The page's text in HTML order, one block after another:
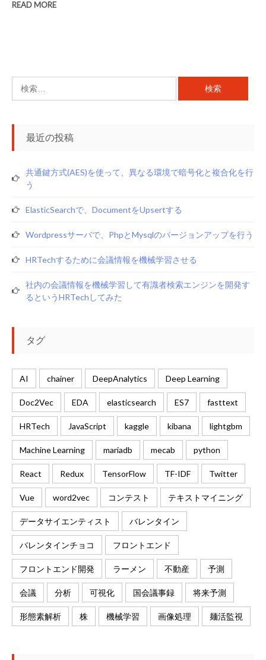
READ MORE
索:
最近の投稿
共通鍵方式(AES)を使って、異なる環境で暗号化と複合化を行
う
ElasticSearchで、documentをupsertする
Wordpressサーバで、phpとmysqlのバージョンアップを行う
HRTechするために会議情報を機械学習させる
社内の会議情報を機械学習して有識者検索エンジンを開発す
るというHRTechしてみた
タグ
AI chainer DeepAnalytics Deep Learning
Doc2Vec EDA elasticsearch ES7 fasttext
HRTech JavaScript kaggle kibana lightgbm
Machine Learning mariadb mecab python
React Redux TensorFlow TF-IDF Twitter
Vue word2vec コンテスト テキストマイニング
データサイエンティスト バレンタイン
バレンタインチョコ フロントエンド
フロントエンド開発 ラーメン 不動産 予測
会議 分析 可視化 国会議事録 将来予測
形態素解析 株 機械学習 画像処理 麺活監視